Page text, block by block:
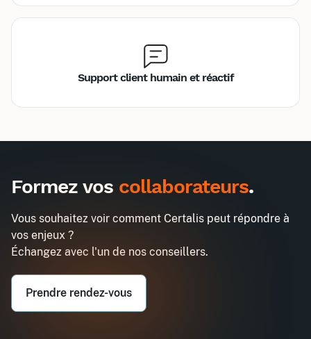
Support client humain et réactif
Concevoir une action de formation
Email professionnel*
Téléphone professionnel*
Formez vos collaborateurs.
Vous souhaitez voir comment Certalis peut répondre à
vos enjeux ?
Échangez avec l'un de nos conseillers.
Prendre rendez-vous